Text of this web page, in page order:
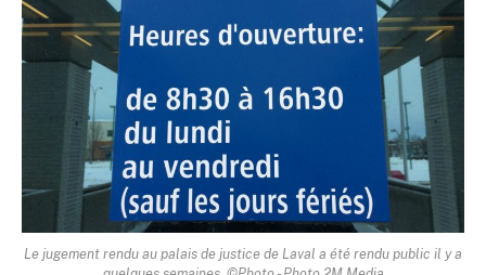
Le jugement rendu au palais de justice de Laval a été rendu public il y a